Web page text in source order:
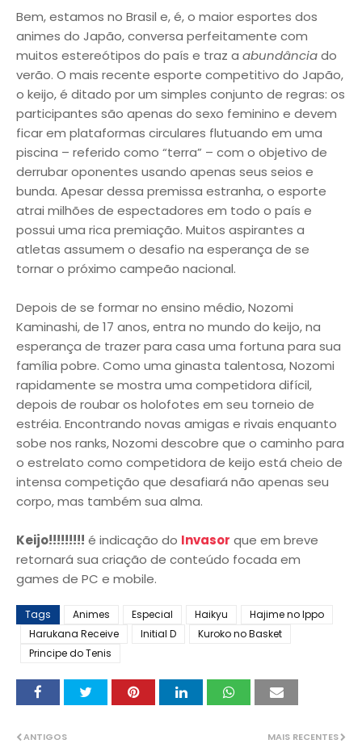
Bem, estamos no Brasil e, é, o maior esportes dos
animes do Japão, conversa perfeitamente com
muitos estereótipos do país e traz a abundânciado
verão. O mais recente esporte competitivo do Japão,
o keijo, é ditado por um simples conjunto de regras: os
participantes são apenas do sexo feminino e devem
ficar em plataformas circulares flutuando em uma
piscina – referido como “terra” – com o objetivo de
derrubar oponentes usando apenas seus seios e
bunda. Apesar dessa premissa estranha, o esporte
atrai milhões de espectadores em todo o país e
possui uma rica premiação. Muitos aspirantes a
atletas assumem o desafio na esperança de se
tornar o próximo campeão nacional.
Depois de se formar no ensino médio, Nozomi
Kaminashi, de 17 anos, entra no mundo do keijo, na
esperança de trazer para casa uma fortuna para sua
família pobre. Como uma ginasta talentosa, Nozomi
rapidamente se mostra uma competidora difícil,
depois de roubar os holofotes em seu torneio de
estréia. Encontrando novas amigas e rivais enquanto
sobe nos ranks, Nozomi descobre que o caminho para
o estrelato como competidora de keijo está cheio de
intensa competição que desafiará não apenas seu
corpo, mas também sua alma.
Keijo!!!!!!!!! é indicação do Invasor que em breve
retornará sua criação de conteúdo focada em
games de PC e mobile.
Tags Animes Especial Haikyu
Hajime no Ippo
Harukana Receive
Initial D
Kuroko no Basket
Principe do Tenis
MAIS RECENTES
ANTIGOS